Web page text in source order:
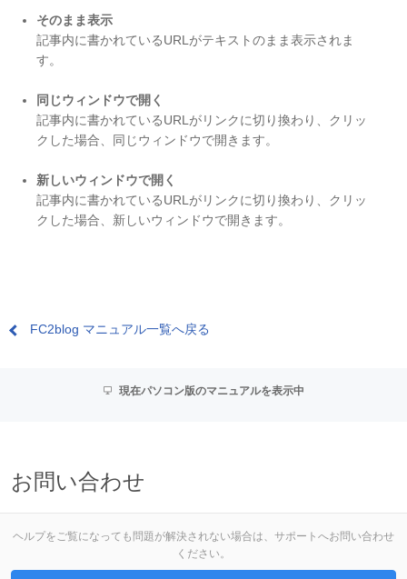
そのまま表示
記事内に書かれているURLがテキストのまま表示されま
す。
同じウィンドウで開く
記事内に書かれているURLがリンクに切り換わり、クリッ
クした場合、同じウィンドウで開きます。
新しいウィンドウで開く
記事内に書かれているURLがリンクに切り換わり、クリッ
クした場合、新しいウィンドウで開きます。
FC2blog マニュアル一覧へ戻る
現在パソコン版のマニュアルを表示中
お問い合わせ
ヘルプをご覧になっても問題が解決されない場合は、サポートへお問い合わせ
ください。